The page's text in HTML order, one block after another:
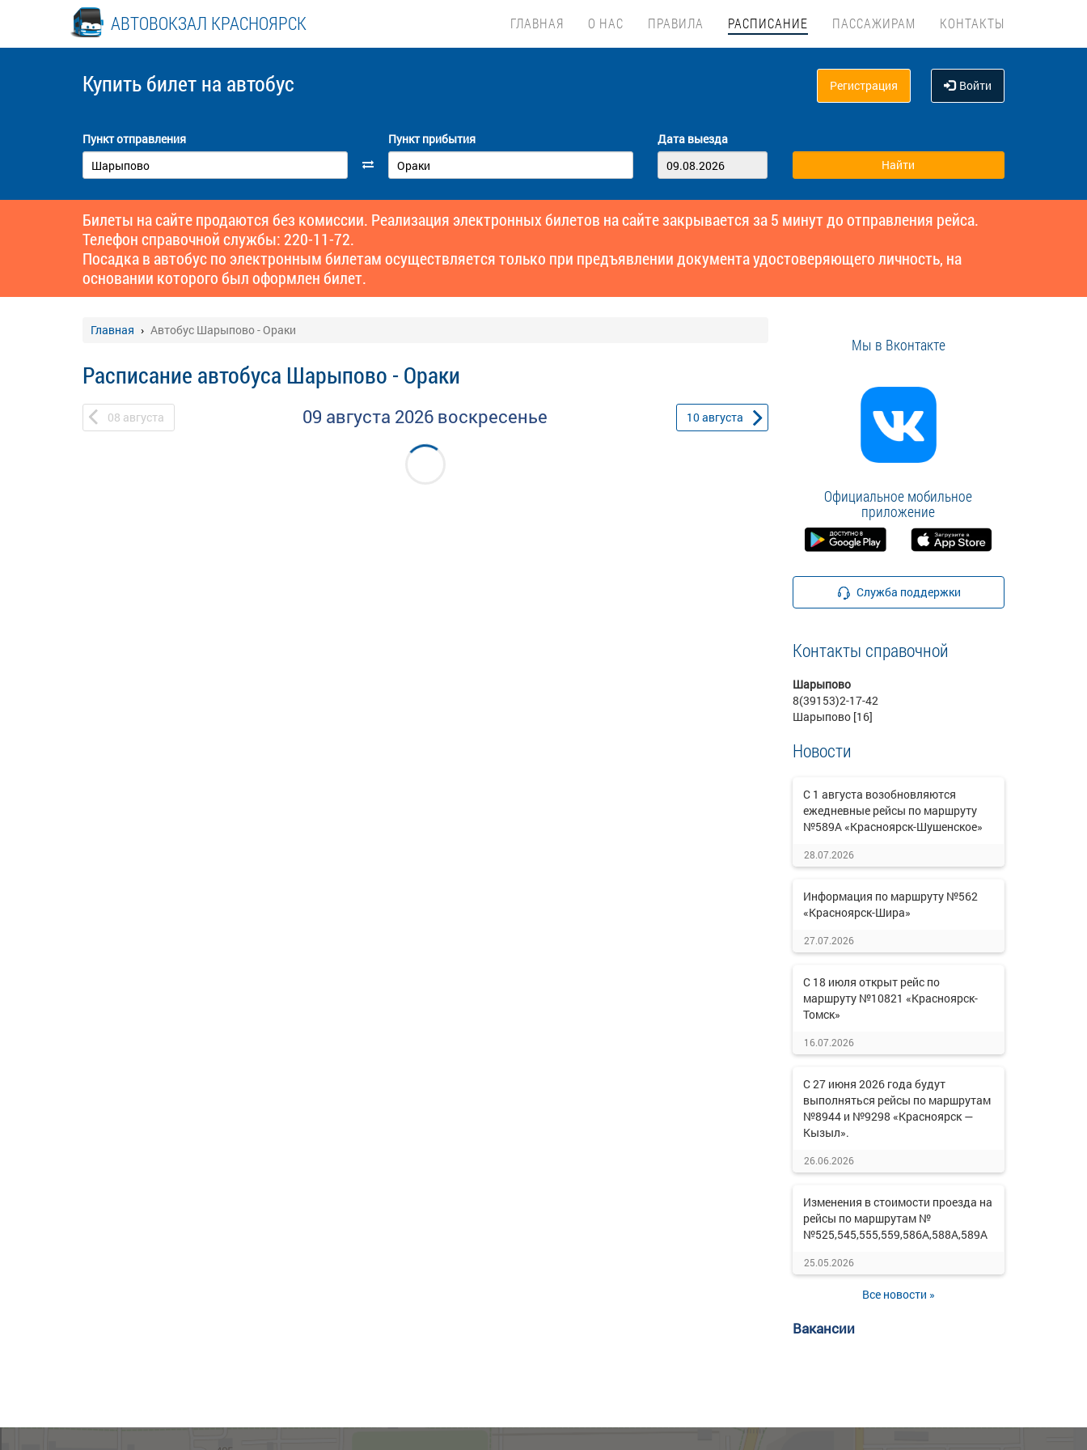
АВТОВОКЗАЛ КРАСНОЯРСК ГЛАВНАЯ О НАС ПРАВИЛА РАСПИСАНИЕ ПАССАЖИРАМ КОНТАКТЫ
Купить билет на автобус Регистрация Войти
Пункт отправления Пункт прибытия Дата выезда
Билеты на сайте продаются без комиссии. Реализация электронных билетов на сайте закрывается за 5 минут до отправления рейса.
Телефон справочной службы: 220-11-72.
Посадка в автобус по электронным билетам осуществляется только при предъявлении документа удостоверяющего личность, на
основании которого был оформлен билет.
Главная Автобус Шарыпово - Ораки
Расписание автобуса Шарыпово - Ораки
08 августа 09 августа 2026 воскресенье 10августа
Мы в Вконтакте
Официальное мобильное
приложение
Служба поддержки
Контакты справочной
Шарыпово
8(39153)2-17-42
Шарыпово [16]
Новости
С 1 августа возобновляются
ежедневные рейсы по маршруту
№589А «Красноярск-Шушенское»
28.07.2026
Информация по маршруту №562
«Красноярск-Шира»
27.07.2026
С 18 июля открыт рейс по
маршруту №10821 «Красноярск-
Томск»
16.07.2026
С 27 июня 2026 года будут
выполняться рейсы по маршрутам
№8944 и №9298 «Красноярск —
Кызыл».
26.06.2026
Изменения в стоимости проезда на
рейсы по маршрутам №
№525,545,555,559,586А,588А,589А
25.05.2026
Все новости »
Вакансии